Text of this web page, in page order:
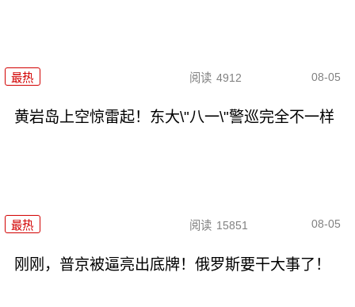
最热 阅读 4912 08-05
黄岩岛上空惊雷起！东大\"八一\"警巡完全不一样
最热 阅读 15851 08-05
刚刚，普京被逼亮出底牌！俄罗斯要干大事了！